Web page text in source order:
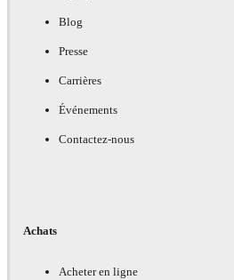
Blog
Presse
Carrières
Événements
Contactez-nous
Achats
Acheter en ligne